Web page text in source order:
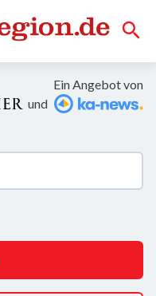
Ein Angebot von
und